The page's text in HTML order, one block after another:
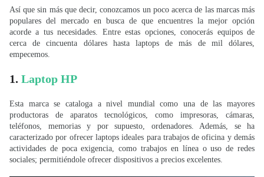
Así que sin más que decir, conozcamos un poco acerca de las marcas más
populares del mercado en busca de que encuentres la mejor opción
acorde a tus necesidades. Entre estas opciones, conocerás equipos de
cerca de cincuenta dólares hasta laptops de más de mil dólares,
empecemos.
1. Laptop HP
Esta marca se cataloga a nivel mundial como una de las mayores
productoras de aparatos tecnológicos, como impresoras, cámaras,
teléfonos, memorias y por supuesto, ordenadores. Además, se ha
caracterizado por ofrecer laptops ideales para trabajos de oficina y demás
actividades de poca exigencia, como trabajos en línea o uso de redes
sociales; permitiéndole ofrecer dispositivos a precios excelentes.